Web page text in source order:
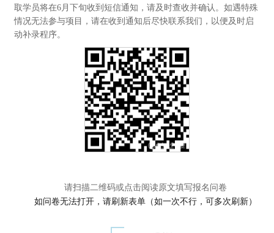
取学员将在6月下旬收到短信通知，请及时查收并确认。如遇特殊
情况无法参与项目，请在收到通知后尽快联系我们，以便及时启
动补录程序。
请扫描二维码或点击阅读原文填写报名问卷
如问卷无法打开，请刷新表单（如一次不行，可多次刷新）